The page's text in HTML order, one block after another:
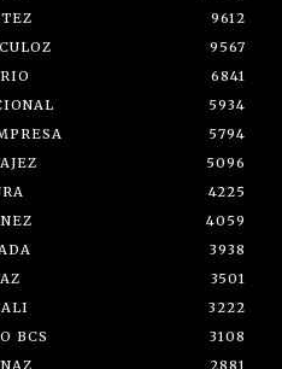
9612
9567
6841
5934
5794
5096
4225
4059
3938
3501
3222
BCS
3108